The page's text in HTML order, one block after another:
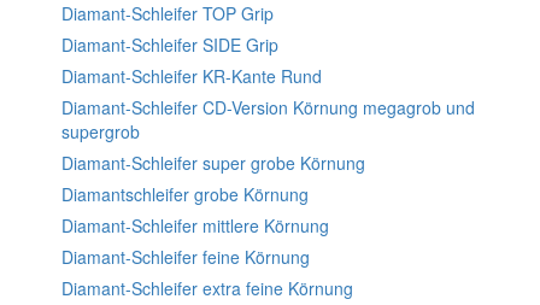
Diamant-Schleifer TOP Grip
Diamant-Schleifer SIDE Grip
Diamant-Schleifer KR-Kante Rund
Diamant-Schleifer CD-Version Körnung megagrob und
supergrob
Diamant-Schleifer super grobe Körnung
Diamantschleifer grobe Körnung
Diamant-Schleifer mittlere Körnung
Diamant-Schleifer feine Körnung
Diamant-Schleifer extra feine Körnung